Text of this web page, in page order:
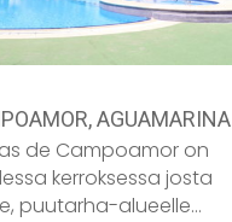
AGUAMARINA
de Campoamor on
kerroksessa josta
puutarha-alueelle…